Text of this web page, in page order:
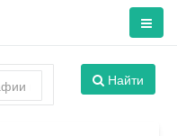
Найти